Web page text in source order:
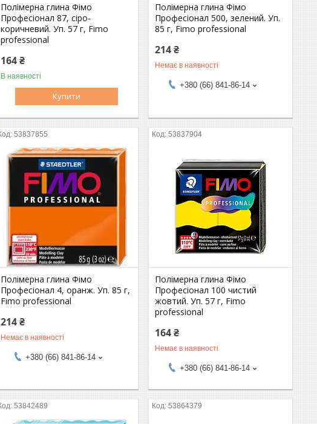
Полімерна глина Фімо
Професіонал 87, сіро-
коричневий. Уп. 57 г, Fimo
professional
164 ₴
В наявності
Купити
Полімерна глина Фімо
Професіонал 500, зелений. Уп.
85 г, Fimo professional
214 ₴
Немає в наявності
+380 (66) 841-86-14
53837855
Полімерна глина Фімо
Професіонал 4, оранж. Уп. 85 г,
Fimo professional
214 ₴
Немає в наявності
+380 (66) 841-86-14
53837904
Полімерна глина Фімо
Професіонал 100 чистий
жовтий. Уп. 57 г, Fimo
professional
164 ₴
Немає в наявності
+380 (66) 841-86-14
53842489 53864379